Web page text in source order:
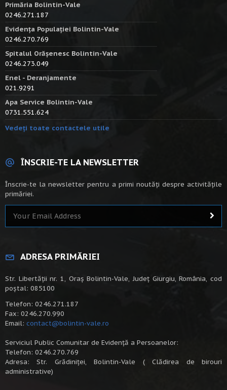
Primăria Bolintin-Vale
0246.271.187
Evidența Populației Bolintin-Vale
0246.270.769
Spitalul Orășenesc Bolintin-Vale
0246.273.049
Enel - Deranjamente
021.9291
Apa Service Bolintin-Vale
0731.551.624
Vedeți toate contactele utile
ÎNSCRIE-TE LA NEWSLETTER
Înscrie-te la newsletter pentru a primi noutăți despre activitățile
primăriei.
ADRESA PRIMĂRIEI
Str. Libertății nr. 1, Oraș Bolintin-Vale, Județ Giurgiu, România, cod
poștal: 085100
Telefon: 0246.271.187
Fax: 0246.270.990
Email: contact@bolintin-vale.ro
Serviciul Public Comunitar de Evidență a Persoanelor:
Telefon: 0246.270.769
Adresa: Str. Grădiniței, Bolintin-Vale ( Clădirea de birouri
administrative)